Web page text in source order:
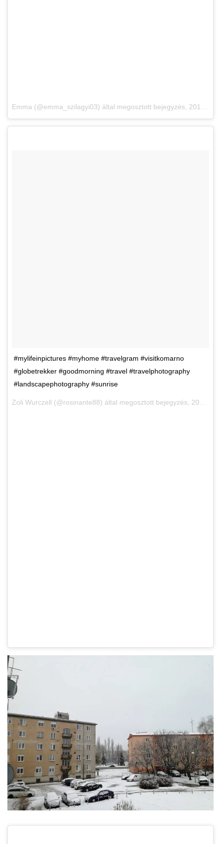
Emma (@emma_szilagyi03) által megosztott bejegyzés, 2017. Dec 1., 06:48 PST
#mylifeinpictures #myhome #travelgram #visitkomarno
#globetrekker #goodmorning #travel #travelphotography
#landscapephotography #sunrise
Zoli Wurczell (@rosinante88) által megosztott bejegyzés, 2017. Dec 1., 02:31 PST